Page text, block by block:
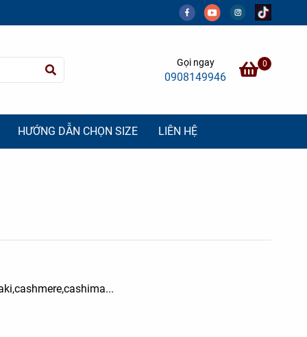
Gọi ngay
0908149946
0
HƯỚNG DẪN CHỌN SIZE LIÊN HỆ